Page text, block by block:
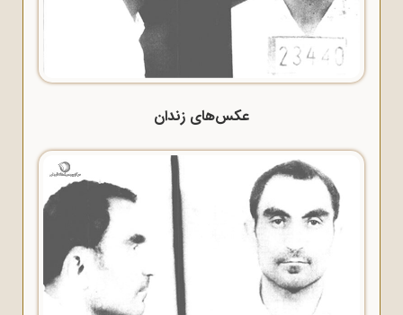
عکس‌های زندان